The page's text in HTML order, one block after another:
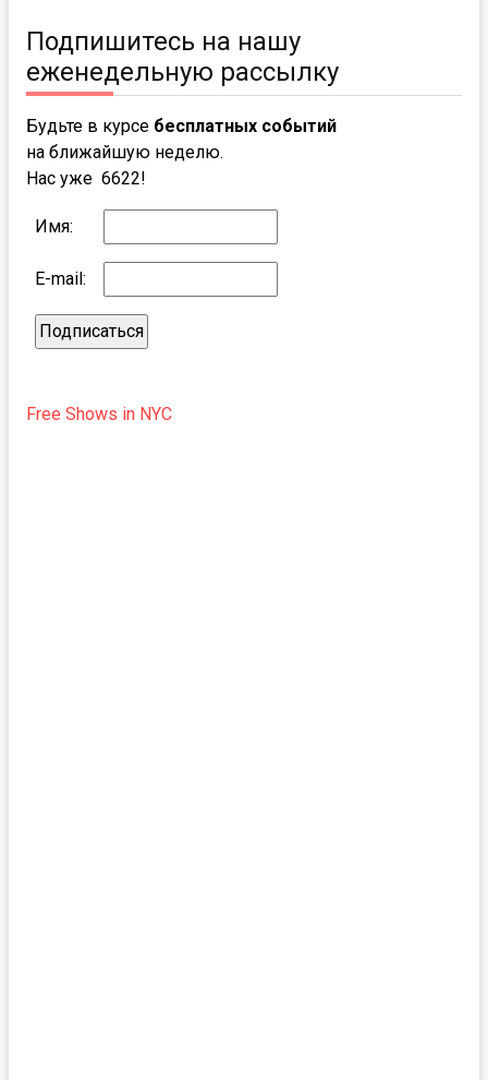
Подпишитесь на нашу
еженедельную рассылку
Будьте в курсе бесплатных событий
на ближайшую неделю.
Нас уже 6622!
Имя:
E-mail:
Free Shows in NYC